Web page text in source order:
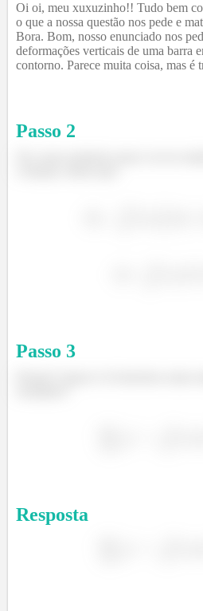
Oi oi, meu xuxuzinho!! Tudo bem
o que a nossa questão nos pede e
Bora. Bom, nosso enunciado nos
deformações verticais de uma barra
contorno. Parece muita coisa, mas é
Passo 2
Passo 3
Resposta